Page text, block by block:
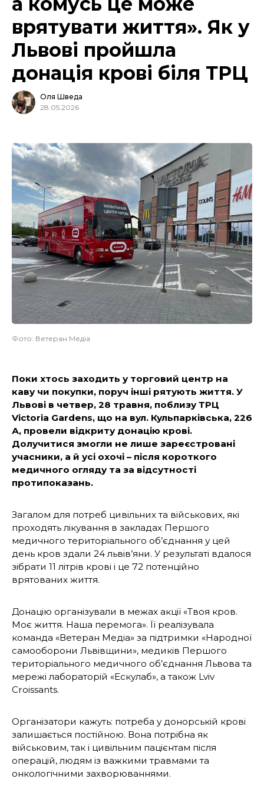
врятувати життя». Як у
Львові пройшла
донація крові біля ТРЦ
Оля Шведа
28.05.2026
Фото: Ветеран Медіа
Поки хтось заходить у торговий центр на
каву чи покупки, поруч інші рятують життя. У
Львові в четвер, 28 травня, поблизу ТРЦ
Victoria Gardens, що на вул. Кульпарківська, 226
А, провели відкриту донацію крові.
Долучитися змогли не лише зареєстровані
учасники, а й усі охочі – після короткого
медичного огляду та за відсутності
протипоказань.
Загалом для потреб цивільних та військових, які
проходять лікування в закладах Першого
медичного територіального об’єднання у цей
день кров здали 24 львів’яни. У результаті вдалося
зібрати 11 літрів крові і це 72 потенційно
врятованих життя.
Донацію організували в межах акції «Твоя кров.
Моє життя. Наша перемога». Її реалізувала
команда «Ветеран Медіа» за підтримки «Народної
самооборони Львівщини», медиків Першого
територіального медичного об’єднання Львова та
мережі лабораторій «Ескулаб», а також Lviv
Croissants.
Організатори кажуть: потреба у донорській крові
залишається постійною. Вона потрібна як
військовим, так і цивільним пацієнтам після
операцій, людям із важкими травмами та
онкологічними захворюваннями.